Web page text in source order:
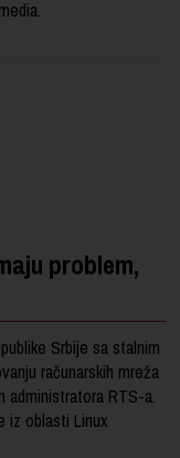
problem,
Srbije sa stalnim
računarskih mreža
administratora RTS-a.
iz oblasti Linux